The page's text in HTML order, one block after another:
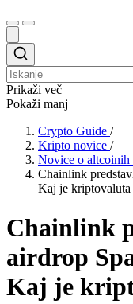
Prikaži več
Pokaži manj
Crypto Guide /
Kripto novice /
Novice o altcoinih
Chainlink
Kaj je
Chainlink
airdrop
Kaj je